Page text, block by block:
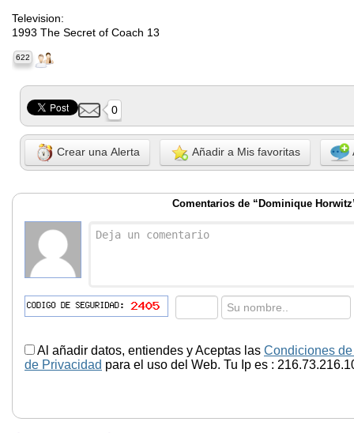
Television:
1993 The Secret of Coach 13
622
0
Crear una Alerta Añadir a Mis favoritas
Comentarios de “Dominique
Al añadir datos, entiendes y Aceptas las Condiciones
de Privacidad para el uso del Web. Tu Ip es :